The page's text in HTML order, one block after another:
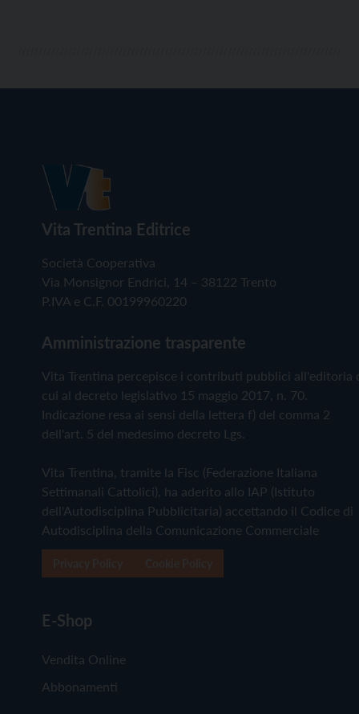
Vita Trentina Editrice
Società Cooperativa
Via Monsignor Endrici, 14 – 38122 Trento
P.IVA e C.F. 00199960220
Amministrazione trasparente
Vita Trentina percepisce i contributi pubblici all'editoria
cui al decreto legislativo 15 maggio 2017, n. 70.
Indicazione resa ai sensi della lettera f) del comma 2
dell'art. 5 del medesimo decreto Lgs.
Vita Trentina, tramite la Fisc (Federazione Italiana
Settimanali Cattolici), ha aderito allo IAP (Istituto
dell'Autodisciplina Pubblicitaria) accettando il Codice di
Autodisciplina della Comunicazione Commerciale
E-Shop
Vendita Online
Abbonamenti